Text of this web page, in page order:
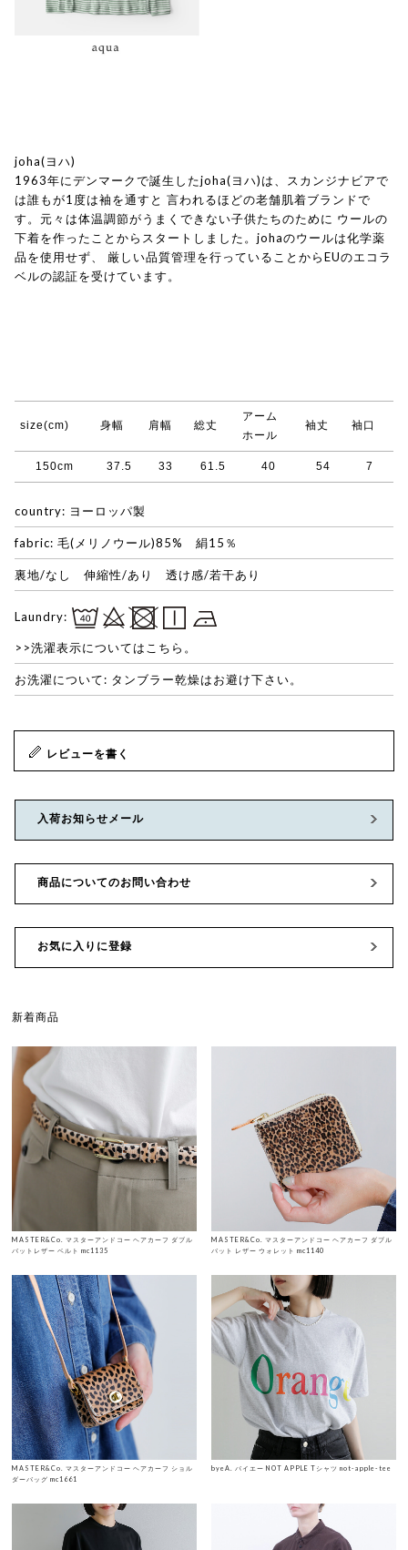
joha(ヨハ)
1963年にデンマークで誕生したjoha(ヨハ)は、スカンジナビアで
は誰もが1度は袖を通すと 言われるほどの老舗肌着ブランドで
す。元々は体温調節がうまくできない子供たちのために ウールの
下着を作ったことからスタートしました。johaのウールは化学薬
品を使用せず、 厳しい品質管理を行っていることからEUのエコラ
ベルの認証を受けています。
size(cm) 身幅 肩幅 総丈
アーム
ホール
袖丈 袖口
150cm 37.5 33 61.5 40 54 7
country: ヨーロッパ製
fabric: 毛(メリノウール)85% 絹15％
裏地/なし 伸縮性/あり 透け感/若干あり
Laundry:
>>洗濯表示についてはこちら。
お洗濯について: タンブラー乾燥はお避け下さい。
レビューを書く
入荷お知らせメール
商品についてのお問い合わせ
お気に入りに登録
新着商品
MASTER&Co. マスターアンドコー ヘアカーフ ダブル
バットレザー ベルト mc1135
MASTER&Co. マスターアンドコー ヘアカーフ ダブル
バット レザー ウォレット mc1140
MASTER&Co. マスターアンドコー ヘアカーフ ショル
ダーバッグ mc1661
byeA. バイエー NOT APPLE Tシャツ not-apple-tee